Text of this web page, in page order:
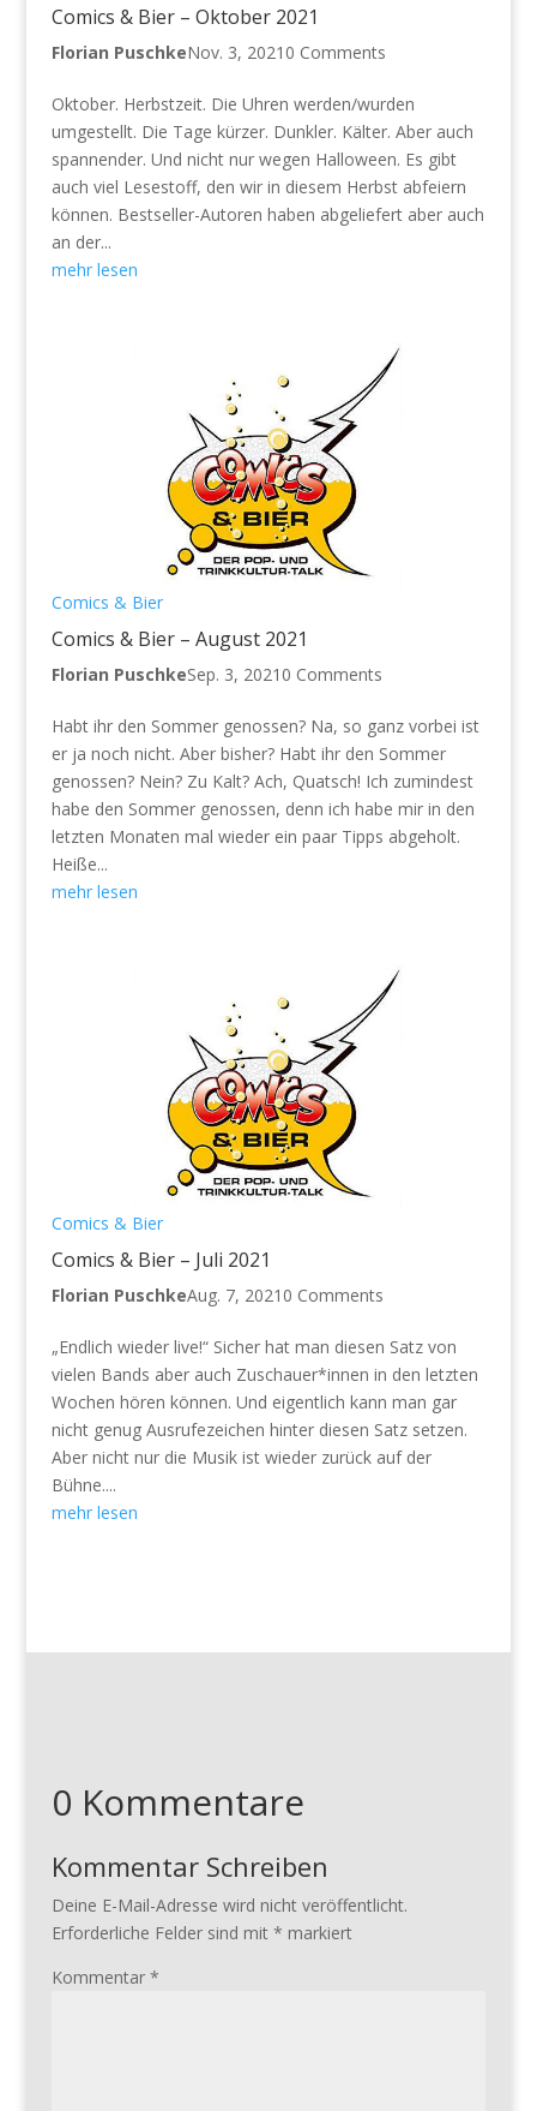
Comics & Bier – Oktober 2021
Florian PuschkeNov. 3, 2021 0 Comments
Oktober. Herbstzeit. Die Uhren werden/wurden
umgestellt. Die Tage kürzer. Dunkler. Kälter. Aber auch
spannender. Und nicht nur wegen Halloween. Es gibt
auch viel Lesestoff, den wir in diesem Herbst abfeiern
können. Bestseller-Autoren haben abgeliefert aber auch
an der...
mehr lesen
Comics & Bier
Comics & Bier – August 2021
Florian PuschkeSep. 3, 2021 0 Comments
Habt ihr den Sommer genossen? Na, so ganz vorbei ist
er ja noch nicht. Aber bisher? Habt ihr den Sommer
genossen? Nein? Zu Kalt? Ach, Quatsch! Ich zumindest
habe den Sommer genossen, denn ich habe mir in den
letzten Monaten mal wieder ein paar Tipps abgeholt.
Heiße...
mehr lesen
Comics & Bier
Comics & Bier – Juli 2021
Florian PuschkeAug. 7, 2021 0 Comments
„Endlich wieder live!“ Sicher hat man diesen Satz von
vielen Bands aber auch Zuschauer*innen in den letzten
Wochen hören können. Und eigentlich kann man gar
nicht genug Ausrufezeichen hinter diesen Satz setzen.
Aber nicht nur die Musik ist wieder zurück auf der
Bühne....
mehr lesen
0 Kommentare
Kommentar Schreiben
Deine E-Mail-Adresse wird nicht veröffentlicht.
Erforderliche Felder sind mit * markiert
Kommentar *